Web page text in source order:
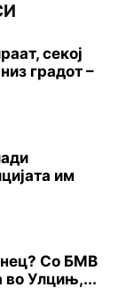
секој
градот –
им
Со БМВ
во Улцињ,...